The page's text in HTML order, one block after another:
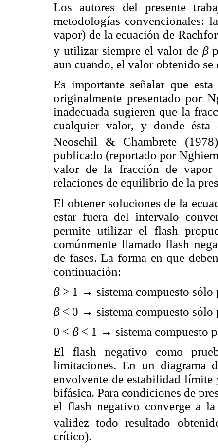
Los autores del presente
metodologías convencionales:
vapor) de la ecuación de
y utilizar siempre el valor de β
aun cuando, el valor obtenido
Es importante señalar que
originalmente presentado por
inadecuada sugieren que la
cualquier valor, y donde ésta
Neoschil & Chambrete
publicado (reportado por
valor de la fracción de vapor
relaciones de equilibrio de la
El obtener soluciones de la
estar fuera del intervalo
permite utilizar el flash
comúnmente llamado flash
de fases. La forma en que
continuación:
β> 1 → sistema compuesto sólo
β< 0 → sistema compuesto
0 < β< 1 → sistema compuesto
El flash negativo como
limitaciones. En un diagrama
envolvente de estabilidad
bifásica. Para condiciones de
el flash negativo converge a
validez todo resultado
crítico).